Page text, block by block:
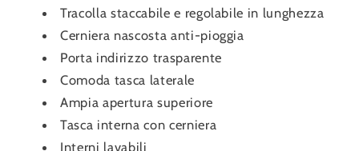
Tracolla staccabile e regolabile in lunghezza
Cerniera nascosta anti-pioggia
Porta indirizzo trasparente
Comoda tasca laterale
Ampia apertura superiore
Tasca interna con cerniera
Interni lavabili